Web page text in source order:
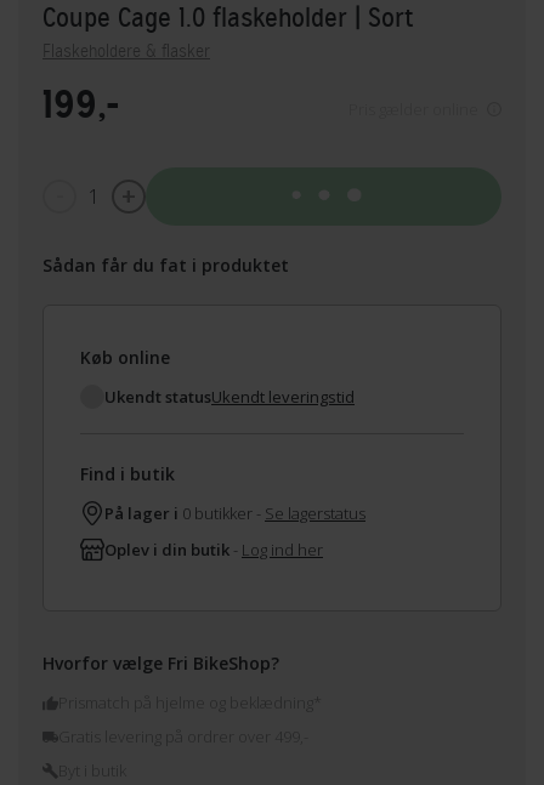
Coupe Cage 1.0 flaskeholder | Sort
Flaskeholdere & flasker
199,-
1
Sådan får du fat i produktet
Køb online
Ukendt statusUkendt leveringstid
Find i butik
På lager i 0 butikker - Se lagerstatus
Oplev i din butik - Log ind her
Hvorfor vælge Fri BikeShop?
Prismatch på hjelme og beklædning*